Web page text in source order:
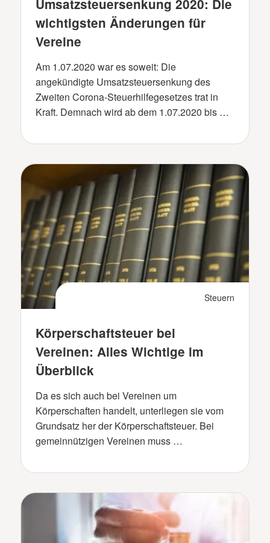
Umsatzsteuersenkung 2020: Die
wichtigsten Änderungen für
Vereine
Am 1.07.2020 war es soweit: Die
angekündigte Umsatzsteuersenkung des
Zweiten Corona-Steuerhilfegesetzes trat in
Kraft. Demnach wird ab dem 1.07.2020 bis …
Steuern
Körperschaftsteuer bei
Vereinen: Alles Wichtige im
Überblick
Da es sich auch bei Vereinen um
Körperschaften handelt, unterliegen sie vom
Grundsatz her der Körperschaftsteuer. Bei
gemeinnützigen Vereinen muss …